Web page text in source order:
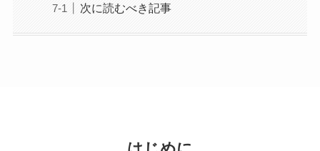
次に読むべき記事